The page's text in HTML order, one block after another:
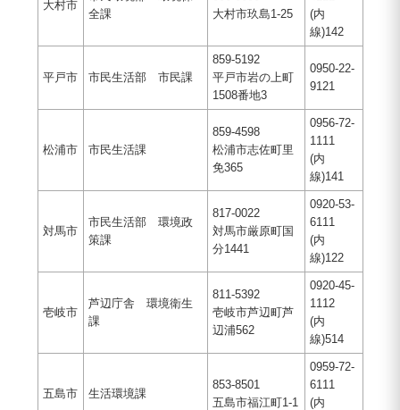
大村市
全課
大村市玖島1-25
(内
線)142
平戸市 市民生活部 市民課
859-5192
平戸市岩の上町
1508番地3
0950-22-
9121
松浦市 市民生活課
859-4598
松浦市志佐町里
免365
0956-72-
1111
(内
線)141
対馬市
市民生活部 環境政
策課
817-0022
対馬市厳原町国
分1441
0920-53-
6111
(内
線)122
壱岐市
芦辺庁舎 環境衛生
課
811-5392
壱岐市芦辺町芦
辺浦562
0920-45-
1112
(内
線)514
五島市 生活環境課
853-8501
五島市福江町1-1
0959-72-
6111
(内